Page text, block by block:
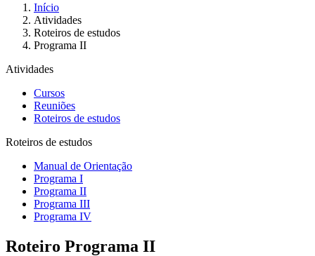
Início
Atividades
Roteiros de estudos
Programa II
Atividades
Cursos
Reuniões
Roteiros de estudos
Roteiros de estudos
Manual de Orientação
Programa I
Programa II
Programa III
Programa IV
Roteiro Programa II